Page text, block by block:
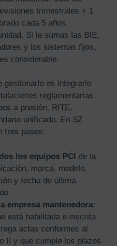
trimestrales + 1
cada 5 años,
Si le sumas las BIE,
y los sistemas fijos,
considerable.
gestionarlo es integrarlo
reglamentarias
a presión, RITE,
unificado. En SZ
tres pasos:
los equipos PCI de la
marca, modelo,
y fecha de última
empresa mantenedora:
está habilitada e inscrita
actas conformes al
II y que cumple los plazos